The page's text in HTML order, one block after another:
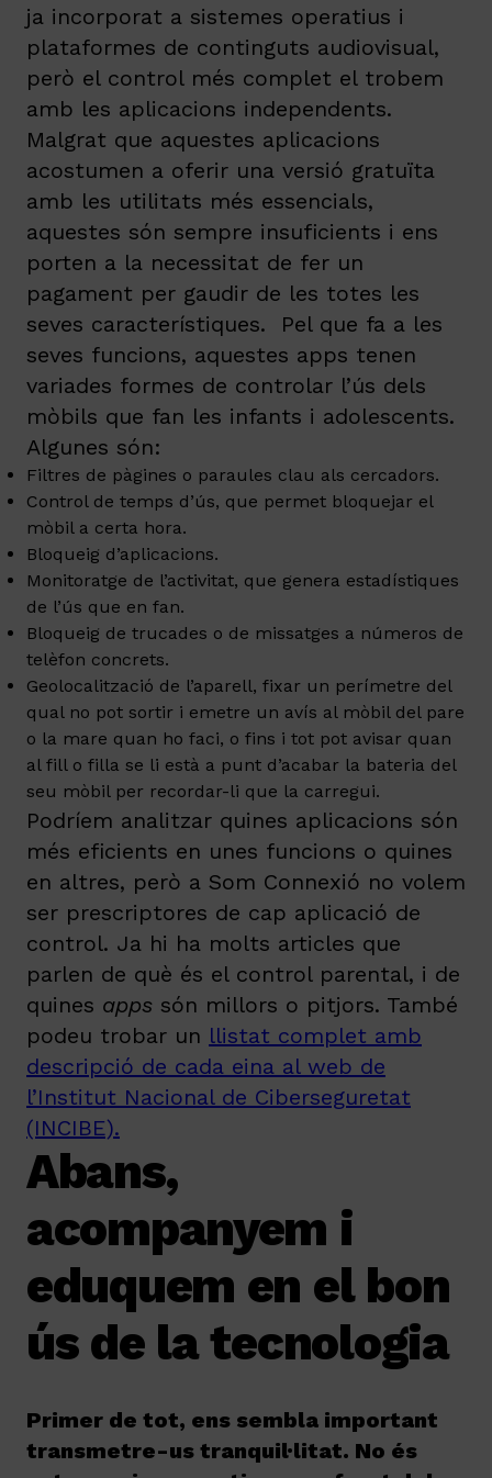
ja incorporat a sistemes operatius i
plataformes de continguts audiovisual,
però el control més complet el trobem
amb les aplicacions independents.
Malgrat que aquestes aplicacions
acostumen a oferir una versió gratuïta
amb les utilitats més essencials,
aquestes són sempre insuficients i ens
porten a la necessitat de fer un
pagament per gaudir de les totes les
seves característiques. Pel que fa a les
seves funcions, aquestes apps tenen
variades formes de controlar l’ús dels
mòbils que fan les infants i adolescents.
Algunes són:
Filtres de pàgines o paraules clau als cercadors.
Control de temps d’ús, que permet bloquejar el
mòbil a certa hora.
Bloqueig d’aplicacions.
Monitoratge de l’activitat, que genera estadístiques
de l’ús que en fan.
Bloqueig de trucades o de missatges a números de
telèfon concrets.
Geolocalització de l’aparell, fixar un perímetre del
qual no pot sortir i emetre un avís al mòbil del pare
o la mare quan ho faci, o fins i tot pot avisar quan
al fill o filla se li està a punt d’acabar la bateria del
seu mòbil per recordar-li que la carregui.
Podríem analitzar quines aplicacions són
més eficients en unes funcions o quines
en altres, però a Som Connexió no volem
ser prescriptores de cap aplicació de
control. Ja hi ha molts articles que
parlen de què és el control parental, i de
quines apps són millors o pitjors. També
podeu trobar un llistat complet amb
descripció de cada eina al web de
l’Institut Nacional de Ciberseguretat
(INCIBE).
Abans,
acompanyem i
eduquem en el bon
ús de la tecnologia
Primer de tot, ens sembla important
transmetre-us tranquil·litat. No és